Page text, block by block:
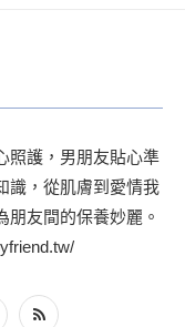
照護，男朋友貼心準
識，從肌膚到愛情我
朋友間的保養妙麗。